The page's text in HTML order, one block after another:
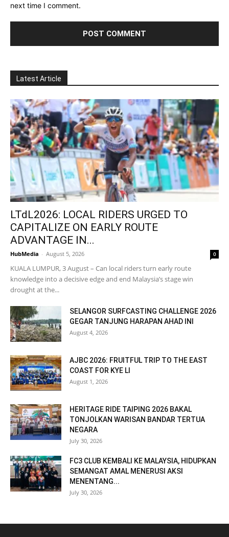
next time I comment.
Latest Article
LTdL2026: LOCAL RIDERS URGED TO
CAPITALIZE ON EARLY ROUTE
ADVANTAGE IN...
HubMedia - August 5, 2026 0
KUALA LUMPUR, 3 August – Can local riders turn early route
knowledge into a decisive edge and end Malaysia’s stage win
drought at the...
SELANGOR SURFCASTING CHALLENGE 2026
GEGAR TANJUNG HARAPAN AHAD INI
August 4, 2026
AJBC 2026: FRUITFUL TRIP TO THE EAST
COAST FOR KYE LI
August 1, 2026
HERITAGE RIDE TAIPING 2026 BAKAL
TONJOLKAN WARISAN BANDAR TERTUA
NEGARA
July 30, 2026
FC3 CLUB KEMBALI KE MALAYSIA, HIDUPKAN
SEMANGAT AMAL MENERUSI AKSI
MENENTANG...
July 30, 2026